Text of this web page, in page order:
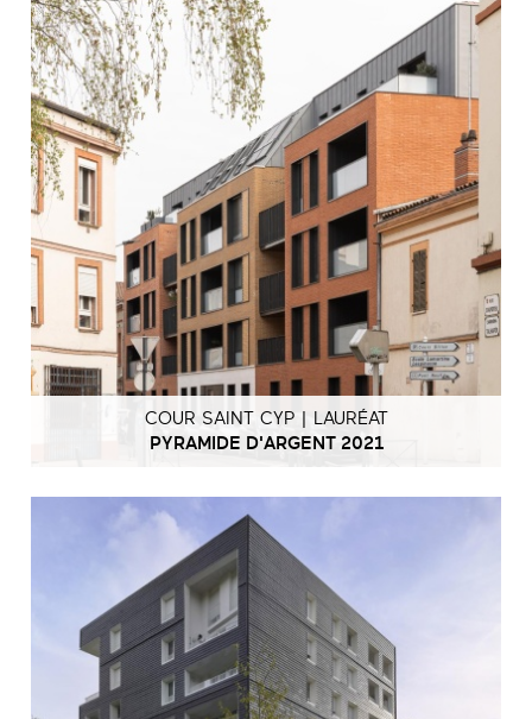
COUR SAINT CYP | LAURÉAT
PYRAMIDE D'ARGENT 2021